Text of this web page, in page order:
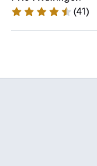
4.5 Sterne
(41)